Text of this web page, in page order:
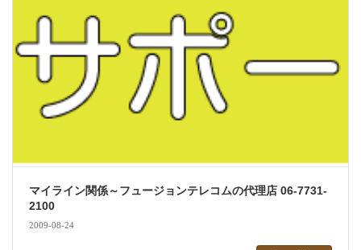
マイライン関係～フュージョンテレコムの代理店 06-7731-
2100
2009-08-24